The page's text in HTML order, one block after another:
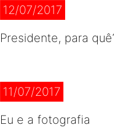
12/07/2017
Presidente, para
11/07/2017
Eu e a fotografia